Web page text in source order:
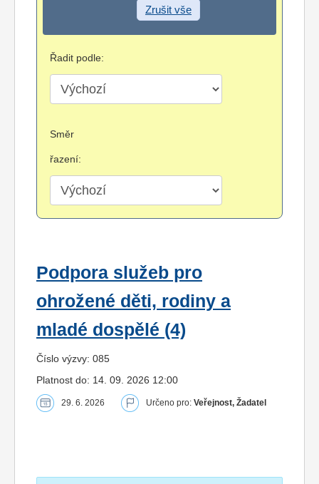
Zrušit vše
Řadit podle:
Směr
řazení:
Podpora služeb pro
ohrožené děti, rodiny a
mladé dospělé (4)
Číslo výzvy: 085
Platnost do: 14. 09. 2026 12:00
29. 6. 2026 Určeno pro: Veřejnost, Žadatel